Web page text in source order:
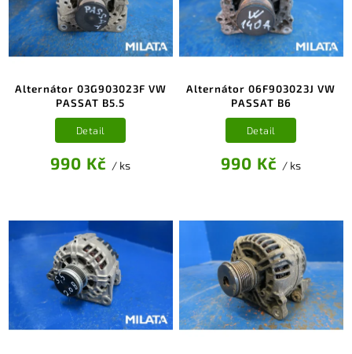
Alternátor 03G903023F VW
PASSAT B5.5
990 Kč / ks
Detail
Alternátor 06F903023J VW
PASSAT B6
990 Kč / ks
Detail